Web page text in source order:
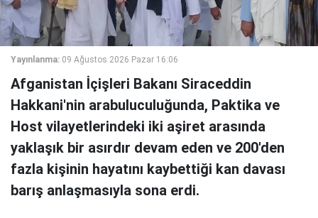
Yayınlanma: 09 Ağustos 2026 Pazar 16:06
Afganistan İçişleri Bakanı Siraceddin
Hakkani'nin arabuluculuğunda, Paktika ve
Host vilayetlerindeki iki aşiret arasında
yaklaşık bir asırdır devam eden ve 200'den
fazla kişinin hayatını kaybettiği kan davası
barış anlaşmasıyla sona erdi.